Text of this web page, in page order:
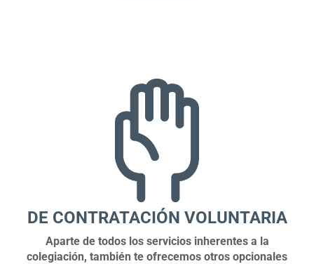
DE CONTRATACIÓN VOLUNTARIA
Aparte de todos los servicios inherentes a la
colegiación, también te ofrecemos otros opcionales